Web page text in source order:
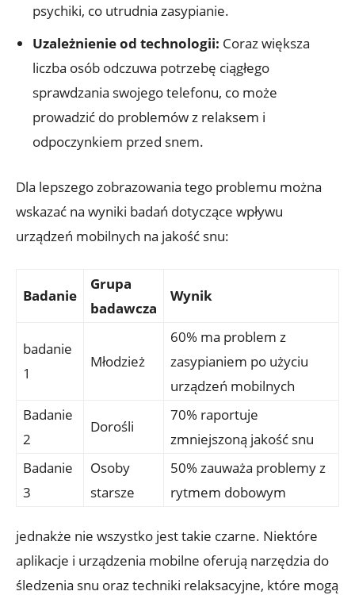
psychiki, co utrudnia zasypianie.
Uzależnienie od technologii: Coraz większa
liczba osób odczuwa potrzebę ciągłego
sprawdzania swojego telefonu, co może
prowadzić do problemów z relaksem i
odpoczynkiem przed snem.
Dla lepszego zobrazowania tego problemu można
wskazać na wyniki badań dotyczące wpływu
urządzeń mobilnych na jakość snu:
Badanie
Grupa
badawcza
Wynik
badanie
1
Młodzież
60% ma problem z
zasypianiem po użyciu
urządzeń mobilnych
Badanie
2
Dorośli
70% raportuje
zmniejszoną jakość snu
Badanie
3
Osoby
starsze
50% zauważa problemy z
rytmem dobowym
jednakże nie wszystko jest takie czarne. Niektóre
aplikacje i urządzenia mobilne oferują narzędzia do
śledzenia snu oraz techniki relaksacyjne, które mogą